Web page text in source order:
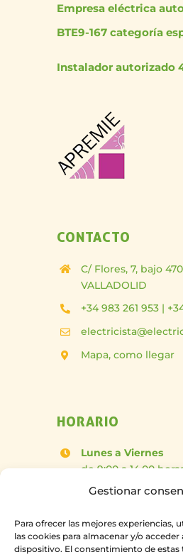
Gestionar
Para ofrecer las mejores experiencias,
las cookies para almacenar y/o
dispositivo. El consentimiento de
Empresa eléctrica
BTE9-167 categoría
Instalador autorizado
CONTACTO
C/ Flores, 7, bajo
VALLADOLID
+34 983 261 953 |
Mapa, como llegar
HORARIO
Lunes a Viernes
de 9:00 a 14.00
20.00 horas